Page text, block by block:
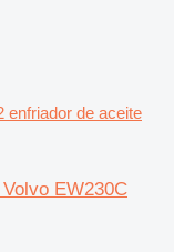
enfriador de aceite
EW230C